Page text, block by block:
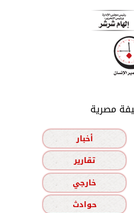
مصرية
أخبار
تقارير
خارجي
حوادث